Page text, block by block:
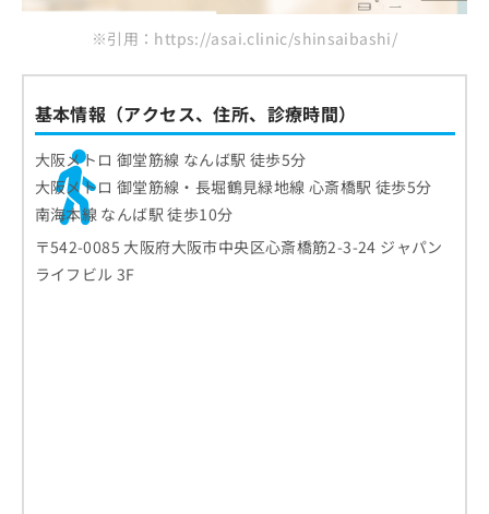
※引用：https://asai.clinic/shinsaibashi/
基本情報（アクセス、住所、診療時間）
大阪メトロ 御堂筋線 なんば駅 徒歩5分
大阪メトロ 御堂筋線・長堀鶴見緑地線 心斎橋駅 徒歩5分
南海本線 なんば駅 徒歩10分
〒542-0085 大阪府大阪市中央区心斎橋筋2-3-24 ジャパン
ライフビル 3F